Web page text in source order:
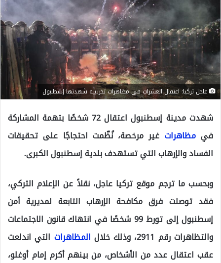
عاجل تركيا: اعتقال العشرات في مظاهرات تخريبية شهدتها إسطنبول
شهدت مدينة إسطنبول اعتقال 72 شخصًا بتهمة المشاركة
فيمظاهرات غير مرخصة، نُظّمت احتجاجًا على تحقيقات
الفساد والإرهاب التي تستهدف بلدية إسطنبول الكبرى.
وبحسب ما ترجم موقع تركيا عاجل، نقلاً عن الإعلام التركي،
فقد توصلت فرق مكافحة الإرهاب التابعة لمديرية أمن
إسطنبول إلى تورط 99 شخصًا في انتهاك قانون الاجتماعات
والتظاهرات رقم 2911، وذلك خلال
المظاهرات التي اندلعت
عقب اعتقال عدد من الأشخاص، من بينهم أكرم إمام أوغلو،